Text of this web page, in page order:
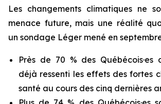
Les changements climatiques ne
menace future, mais une réalité
un sondage Léger mené en
Près de 70 % des Québécois·es
déjà ressenti les effets des fortes
santé au cours des cinq dernières